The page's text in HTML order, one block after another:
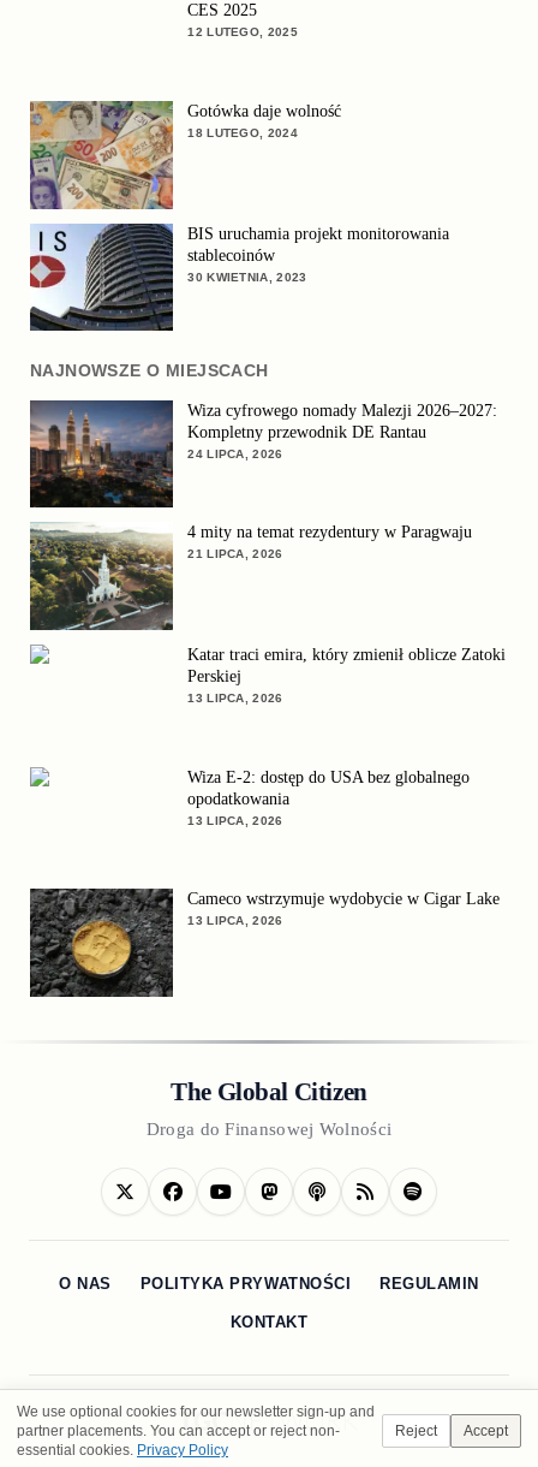
CES 2025
12 LUTEGO, 2025
Gotówka daje wolność
18 LUTEGO, 2024
BIS uruchamia projekt monitorowania
stablecoinów
30 KWIETNIA, 2023
NAJNOWSZE O MIEJSCACH
Wiza cyfrowego nomady Malezji 2026–2027:
Kompletny przewodnik DE Rantau
24 LIPCA, 2026
4 mity na temat rezydentury w Paragwaju
21 LIPCA, 2026
Katar traci emira, który zmienił oblicze Zatoki
Perskiej
13 LIPCA, 2026
Wiza E-2: dostęp do USA bez globalnego
opodatkowania
13 LIPCA, 2026
Cameco wstrzymuje wydobycie w Cigar Lake
13 LIPCA, 2026
The Global Citizen
Droga do Finansowej Wolności
O NAS POLITYKA PRYWATNOŚCI REGULAMIN
KONTAKT
We use optional cookies for our newsletter sign-up and
partner placements. You can accept or reject non-
essential cookies. Privacy Policy
Reject Accept